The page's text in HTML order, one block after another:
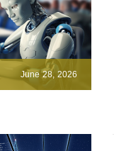
June 28, 2026